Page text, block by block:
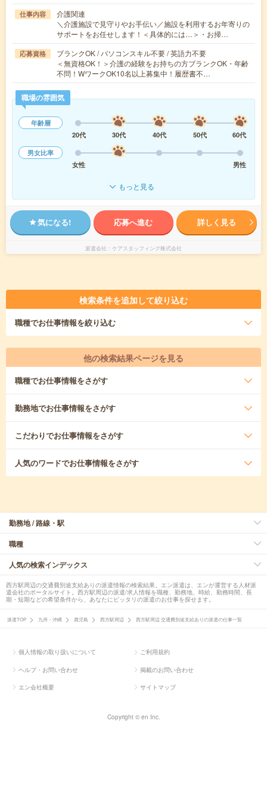
仕事内容
介護関連
＼介護施設で見守りやお手伝い／施設を利用するお年寄りの
サポートをお任せします！＜具体的には…＞・お掃…
応募資格
ブランクOK / パソコンスキル不要 / 英語力不要
＜無資格OK！＞介護の経験をお持ちの方ブランクOK・年齢
不問！WワークOK10名以上募集中！履歴書不…
職場の雰囲気
年齢層
20代
30代 40代 50代
60代
男女比率
女性
男性
もっと見る
気になる! 応募へ進む 詳しく見る
派遣会社 ケアスタッフィング株式会社
検索条件を追加して絞り込む
職種でお仕事情報を絞り込む
他の検索結果ページを見る
職種でお仕事情報をさがす
勤務地でお仕事情報をさがす
こだわりでお仕事情報をさがす
人気のワードでお仕事情報をさがす
勤務地 / 路線・駅
職種
人気の検索インデックス
西方駅周辺の交通費別途支給ありの派遣情報の検索結果。エン派遣は、エンが運営する人材派
遣会社のポータルサイト。西方駅周辺の派遣/求人情報を職種、勤務地、時給、勤務時間、長
期・短期などの希望条件から、あなたにピッタリの派遣のお仕事を探せます。
派遣TOP 九州・沖縄 鹿児島 西方駅周辺 西方駅周辺 交通費別途支給ありの派遣の仕事一覧
個人情報の取り扱いについて ご利用規約
ヘルプ・お問い合わせ 掲載のお問い合わせ
エン会社概要 サイトマップ
Copyright © en Inc.